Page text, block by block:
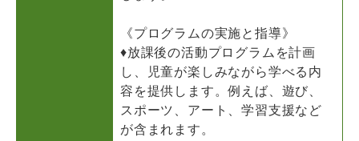
《プログラムの実施と指導》
♦放課後の活動プログラムを計画
し、児童が楽しみながら学べる内
容を提供します。例えば、遊び、
スポーツ、アート、学習支援など
が含まれます。